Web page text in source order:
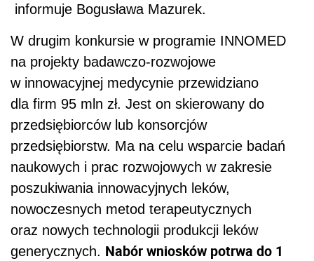
informuje Bogusława Mazurek.
W drugim konkursie w programie INNOMED
na projekty badawczo-rozwojowe
w innowacyjnej medycynie przewidziano
dla firm 95 mln zł. Jest on skierowany do
przedsiębiorców lub konsorcjów
przedsiębiorstw. Ma na celu wsparcie badań
naukowych i prac rozwojowych w zakresie
poszukiwania innowacyjnych leków,
nowoczesnych metod terapeutycznych
oraz nowych technologii produkcji leków
generycznych. Nabór wniosków potrwa do 1